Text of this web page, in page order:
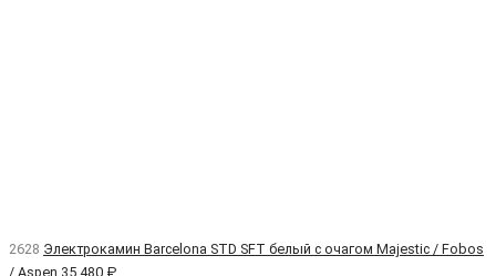
2628 Электрокамин Barcelona STD SFT белый с очагом Majestic / Fobos
/ Aspen 35 480 ₽